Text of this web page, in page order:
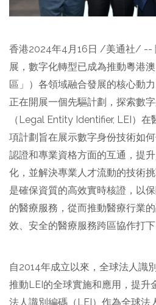
香港2024年4月16日 /美通社/ --
展，數字化轉型已成為推動粵港
區」）各領域融合發展的核心動
正在開展一個先驅計劃，探索數
（Legal Entity Identifier, LEI）
項計劃旨在展示數字身份技術如
認證和專業資格方面的互通，提
化，並解決專業人才流動的技術
是確保資質的高效實時核證，以
的醫療服務，從而推動醫療行業
效、安全的醫療服務跨區協作打下
自2014年成立以來，全球法人識
推動LEI的全球實施和應用，提升
法人識別編碼（LEI）作為全球法